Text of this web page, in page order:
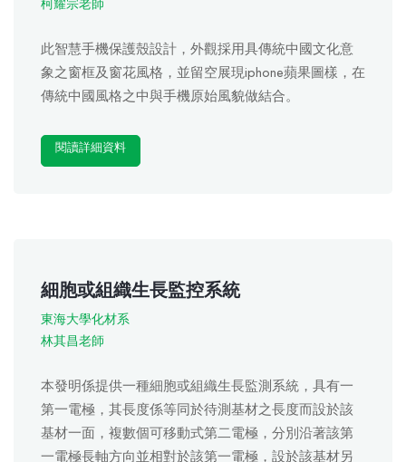
柯耀宗老師
此智慧手機保護殼設計，外觀採用具傳統中國文化意
象之窗框及窗花風格，並留空展現iphone蘋果圖樣，在
傳統中國風格之中與手機原始風貌做結合。
閱讀詳細資料
細胞或組織生長監控系統
東海大學化材系
林其昌老師
本發明係提供一種細胞或組織生長監測系統，具有一
第一電極，其長度係等同於待測基材之長度而設於該
基材一面，複數個可移動式第二電極，分別沿著該第
一電極長軸方向並相對於該第一電極，設於該基材另